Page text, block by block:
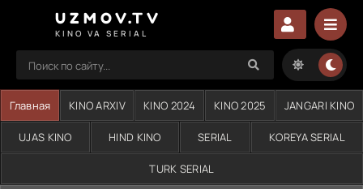
UZMOV.TV
KINO VA SERIAL
Главная KINO ARXIV KINO 2024 KINO 2025 JANGARI KINO
UJAS KINO HIND KINO SERIAL KOREYA SERIAL
TURK SERIAL